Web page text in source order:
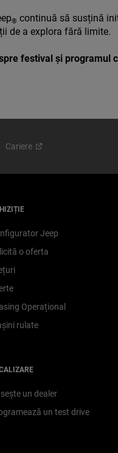
® continuă să susțină
de a explora fără limite.
festival și programul
Cariere
Jeep
o oferta
Operațional
rulate
un dealer
un test drive